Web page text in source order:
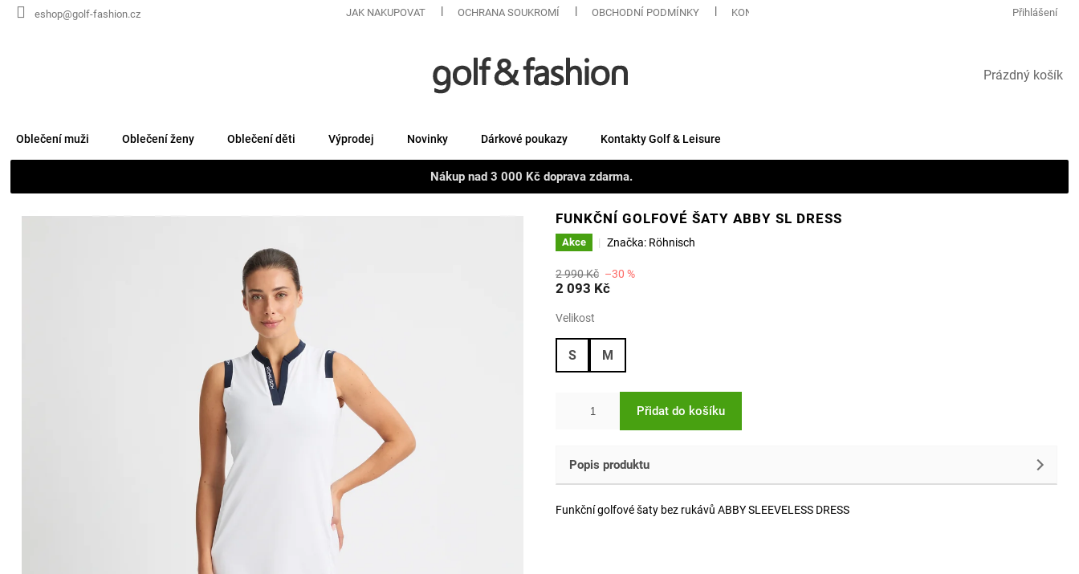
Přejít
eshop@golf-fashion.cz JAK NAKUPOVAT OCHRANA SOUKROMÍ OBCHODNÍ PODMÍNKY KONTAKTY GOLF & LEISURE Přihlášení
NÁKUPNÍ
Prázdný košík
Oblečení muži Oblečení ženy Oblečení děti Výprodej Novinky Dárkové poukazy Kontakty Golf & Leisure
Nákup nad 3 000 Kč doprava zdarma.
FUNKČNÍ GOLFOVÉ ŠATY ABBY SL DRESS
Akce Značka: Röhnisch
2 990 Kč –30 %
2 093 Kč
Velikost
S M
Přidat do košíku
Popis produktu
Funkční golfové šaty bez rukávů ABBY SLEEVELESS DRESS